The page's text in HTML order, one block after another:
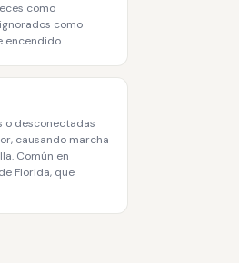
como
como
encendido.
o desconectadas
causando marcha
Común en
Florida, que